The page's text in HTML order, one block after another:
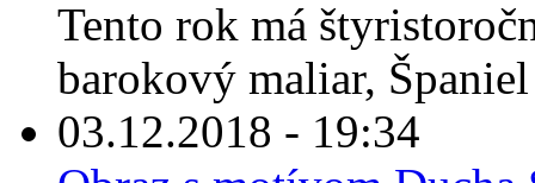
Tento rok má
barokový maliar,
03.12.2018 - 19:34